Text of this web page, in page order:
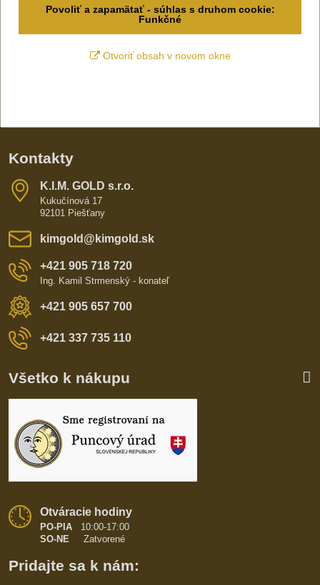
Povoliť a zapamätať - súhlas s druhom cookie:
Funkčné
Otvoriť obsah v novom okne
Kontakty
K​​.I​​.M​​. GOLD s​​.r​​.o​​.
Kukučínová 17
92101 Piešťany
kimgold​@kimgold​.sk
+421 905 718 720
Ing. Kamil Strmenský - konateľ
+421 905 657 700
+421 337 735 110
Všetko k nákupu
Otváracie hodiny
PO-PIA
10:00-17:00
SO-NE Zatvorené
Pridajte sa k nám: